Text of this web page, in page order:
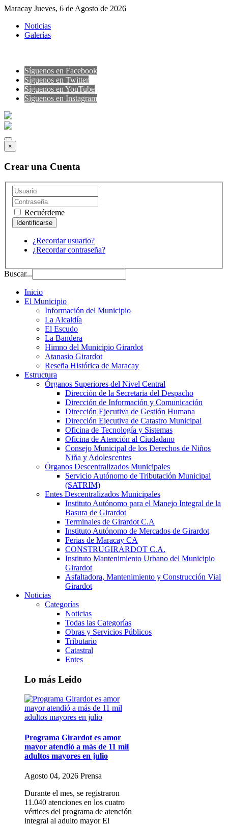
Maracay Jueves, 6 de Agosto de 2026
Noticias
Galerías
Síguenos en Facebook
Síguenos en Twitter
Síguenos en YouTube
Sìguenos en Instagram
×
Crear una Cuenta
Recuérdeme
¿Recordar usuario?
¿Recordar contraseña?
Buscar...
Inicio
El Municipio
Información del Municipio
La Alcaldía
El Escudo
La Bandera
Himno del Municipio Girardot
Atanasio Girardot
Reseña Histórica de Maracay
Estructura
Órganos Superiores del Nivel Central
Dirección de la Secretaria del Despacho
Dirección de Información y Comunicación
Dirección Ejecutiva de Gestión Humana
Dirección Ejecutiva de Catastro Municipal
Oficina de Tecnología y Sistemas
Oficina de Atención al Ciudadano
Consejo Municipal de los Derechos de Niños
Niña y Adolescentes
Órganos Descentralizados Municipales
Servicio Autónomo de Tributación Municipal
(SATRIM)
Entes Descentralizados Municipales
Instituto Autónomo para el Manejo Integral de la
Basura de Girardot
Terminales de Girardot C.A
Instituto Autónomo de Mercados de Girardot
Ferias de Maracay CA
CONSTRUGIRARDOT C.A.
Instituto Mantenimiento Urbano del Municipio
Girardot
Asfaltadora, Mantenimiento y Construcción Vial
Girardot
Noticias
Categorías
Noticias
Todas las Categorías
Obras y Servicios Públicos
Tributario
Catastral
Entes
Lo más Leido
Programa Girardot es amor
mayor atendió a más de 11 mil
adultos mayores en julio
Agosto 04, 2026 Prensa
Durante el mes, se registraron
11.040 atenciones en los cuatro
vértices del programa de atención
integral al adulto mayor El